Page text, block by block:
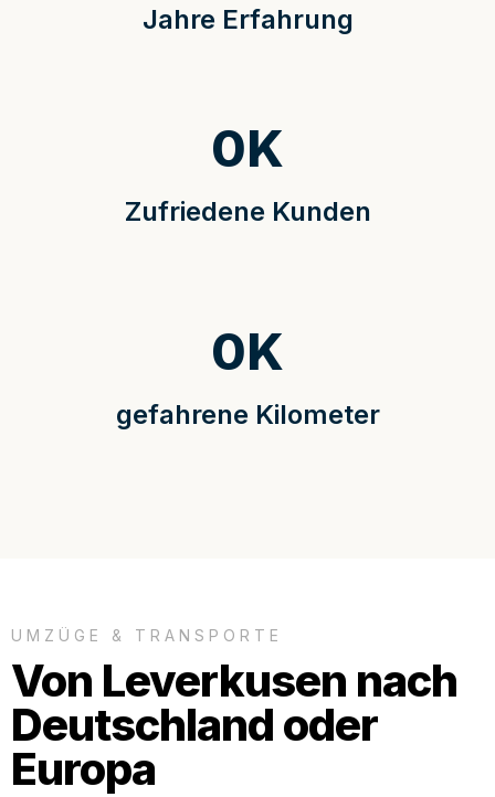
Jahre Erfahrung
Zufriedene Kunden
0K
gefahrene Kilometer
0K
UMZÜGE & TRANSPORTE
Von Leverkusen nach
Deutschland oder
Europa